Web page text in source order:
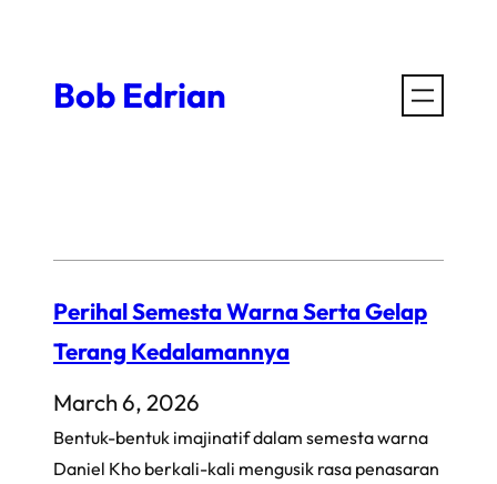
contentBob Edrian
Perihal Semesta Warna Serta Gelap
Terang Kedalamannya
March 6, 2026
Bentuk-bentuk imajinatif dalam semesta warna
Daniel Kho berkali-kali mengusik rasa penasaran